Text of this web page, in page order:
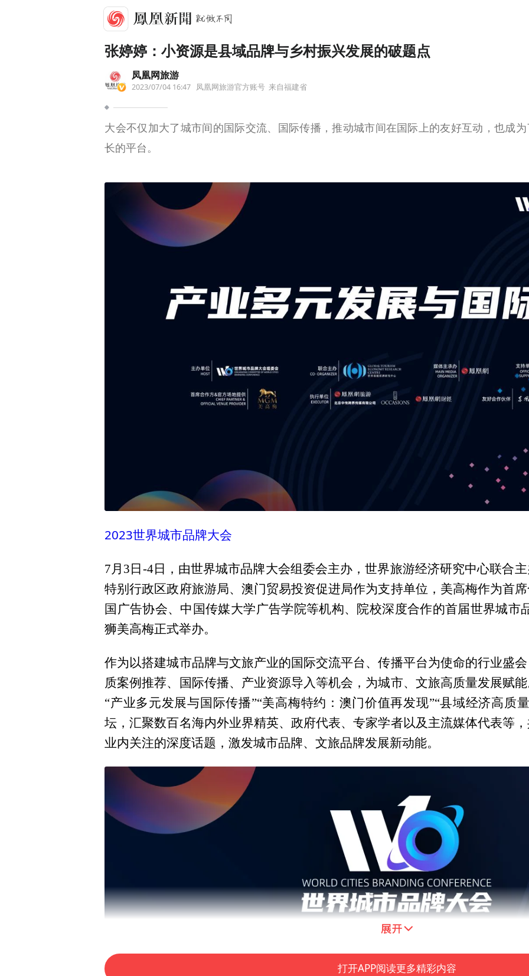
张婷婷：小资源是县域品牌与乡村振兴发展的破题点
凤凰网旅游
2023/07/04 16:47 凤凰网旅游官方账号 来自福建省
大会不仅加大了城市间的国际交流、国际传播，推动城市间在国际上的友好互动，也成
长的平台。
2023世界城市品牌大会
7月3日-4日，由世界城市品牌大会组委会主办，世界旅游经济研究中心联合
特别行政区政府旅游局、澳门贸易投资促进局作为支持单位，美高梅作为首
国广告协会、中国传媒大学广告学院等机构、院校深度合作的首届世界城市
狮美高梅正式举办。
作为以搭建城市品牌与文旅产业的国际交流平台、传播平台为使命的行业盛
质案例推荐、国际传播、产业资源导入等机会，为城市、文旅高质量发展赋
“产业多元发展与国际传播”“美高梅特约：澳门价值再发现”“县域经济高质
坛，汇聚数百名海内外业界精英、政府代表、专家学者以及主流媒体代表等
业内关注的深度话题，激发城市品牌、文旅品牌发展新动能。
打开APP阅读更多精彩内容